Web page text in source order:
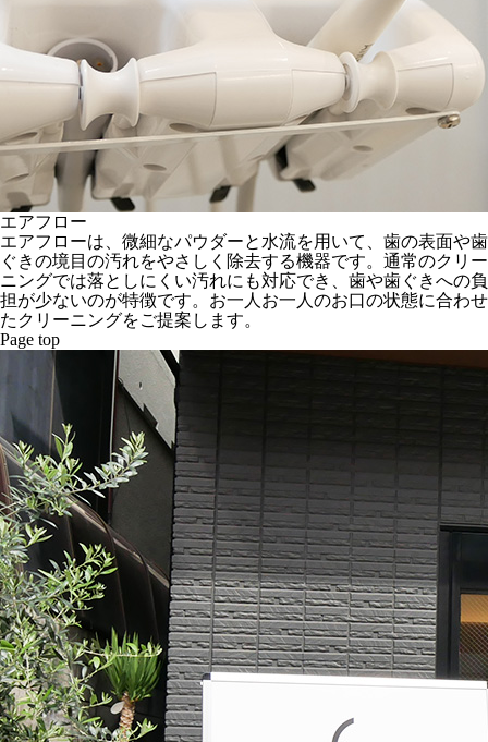
エアフロー
エアフローは、微細なパウダーと水流を用いて、歯の表面や歯
ぐきの境目の汚れをやさしく除去する機器です。通常のクリー
ニングでは落としにくい汚れにも対応でき、歯や歯ぐきへの負
担が少ないのが特徴です。お一人お一人のお口の状態に合わせ
たクリーニングをご提案します。
Page top